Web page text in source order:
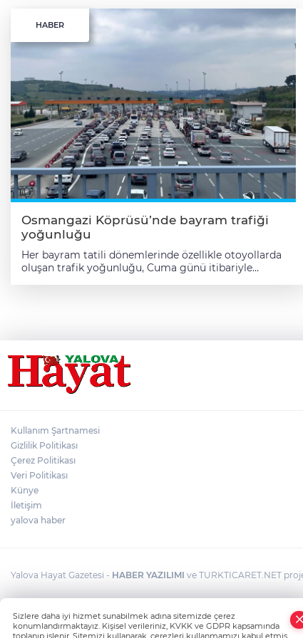
HABER
Osmangazi Köprüsü’nde bayram trafiği
yoğunluğu
Her bayram tatili dönemlerinde özellikle otoyollarda
oluşan trafik yoğunluğu, Cuma günü itibariyle
görüntülere yansıdı. Trafik yoğunluğunun artmasıyla
birlikte, emniyet ve jandarma ekipleri de harekete
geçti. Kendi sorumluluk alanlarında trafik denetimlerini
artıran ekipler, sürücüleri dikkatli olmaları konusunda
uyarıyor. Mustafa Turan
Kullanım Şartnamesi
Gizlilik Politikası
Çerez Politikası
Veri Politikası
Künye
İletişim
yalova haber
Yalova Hayat Gazetesi - HABER YAZILIMI ve TURKTICARET.NET
Sizlere daha iyi hizmet sunabilmek adına sitemizde çerez
konumlandırmaktayız. Kişisel verileriniz, KVKK ve GDPR kapsamında
toplanıp işlenir. Sitemizi kullanarak, çerezleri kullanmamızı kabul etmiş